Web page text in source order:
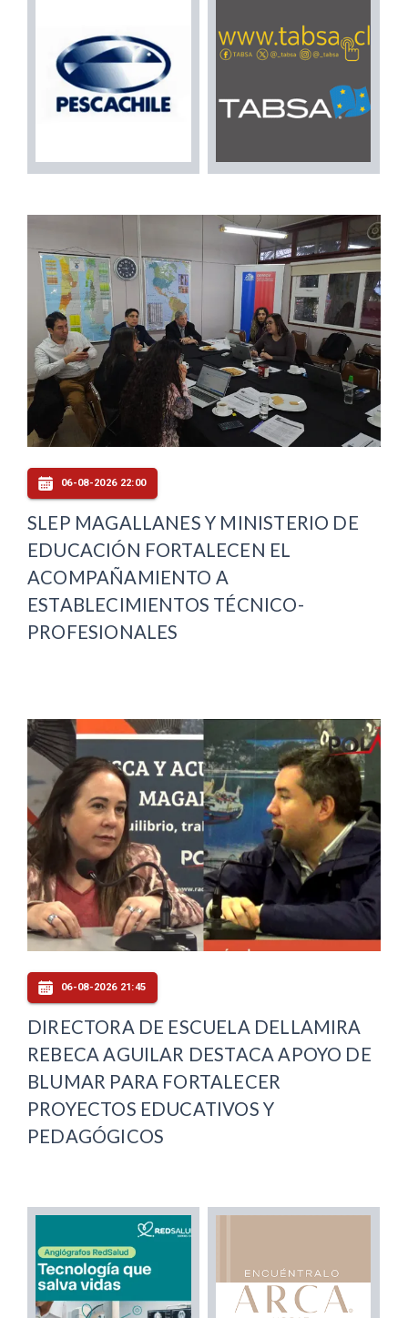
06-08-2026 22:00
SLEP MAGALLANES Y MINISTERIO DE
EDUCACIÓN FORTALECEN EL
ACOMPAÑAMIENTO A
ESTABLECIMIENTOS TÉCNICO-
PROFESIONALES
06-08-2026 21:45
DIRECTORA DE ESCUELA DELLAMIRA
REBECA AGUILAR DESTACA APOYO DE
BLUMAR PARA FORTALECER
PROYECTOS EDUCATIVOS Y
PEDAGÓGICOS